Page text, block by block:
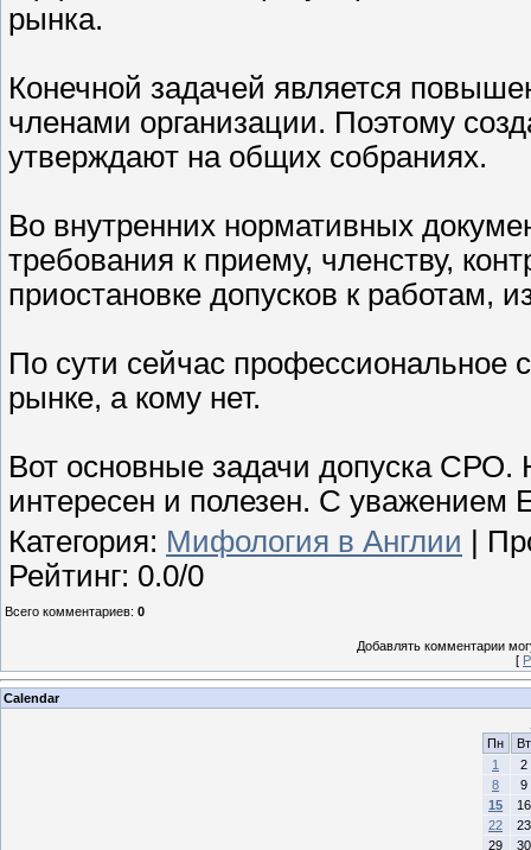
рынка.
Конечной задачей является
членами организации. Поэтому
утверждают на общих собраниях.
Во внутренних нормативных
требования к приему, членству,
приостановке допусков к работам,
По сути сейчас профессиональное
рынке, а кому нет.
Вот основные задачи допуска
интересен и полезен. С уважением
Категория: Мифология в Англии
Рейтинг: 0.0/0
Всего комментариев: 0
Добавлять комментарии
[
Calendar
Пн
Вт
1
2
8
9
15
16
22
23
29
30